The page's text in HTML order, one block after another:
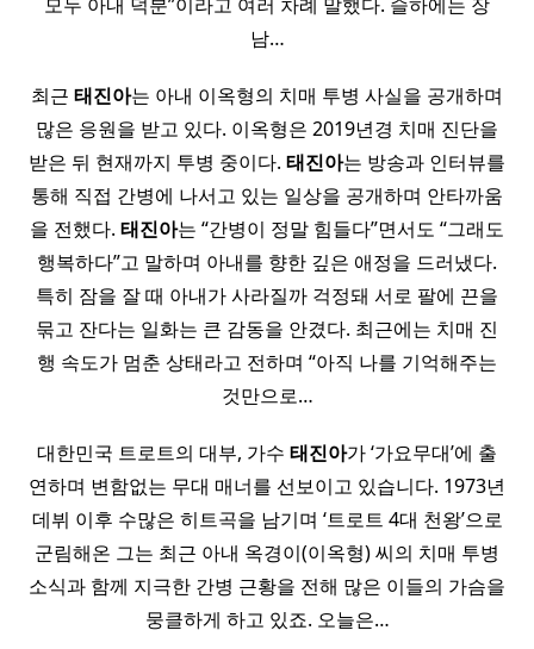
남…
최근 태진아는 아내 이옥형의 치매 투병 사실을 공개하며
많은 응원을 받고 있다. 이옥형은 2019년경 치매 진단을
받은 뒤 현재까지 투병 중이다. 태진아는 방송과 인터뷰를
통해 직접 간병에 나서고 있는 일상을 공개하며 안타까움
을 전했다. 태진아는 “간병이 정말 힘들다”면서도 “그래도
행복하다”고 말하며 아내를 향한 깊은 애정을 드러냈다.
특히 잠을 잘 때 아내가 사라질까 걱정돼 서로 팔에 끈을
묶고 잔다는 일화는 큰 감동을 안겼다. 최근에는 치매 진
행 속도가 멈춘 상태라고 전하며 “아직 나를 기억해주는
것만으로…
대한민국 트로트의 대부, 가수 태진아가 ‘가요무대’에 출
연하며 변함없는 무대 매너를 선보이고 있습니다. 1973년
데뷔 이후 수많은 히트곡을 남기며 ‘트로트 4대 천왕’으로
군림해온 그는 최근 아내 옥경이(이옥형) 씨의 치매 투병
소식과 함께 지극한 간병 근황을 전해 많은 이들의 가슴을
뭉클하게 하고 있죠. 오늘은…